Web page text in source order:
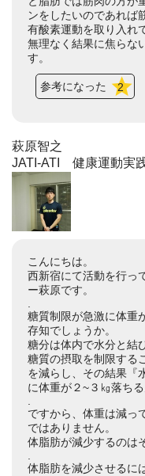
ンをしたいのであれば
有酸素運動を取り入れ
無理なく結果に焦らな
す。
参考になった 2
萩原智之
JATI-ATI 健康運動実
こんにちは。
西新宿にて活動を行っ
ー萩原です。
.
糖質制限が急激に体重
存知でしょうか。
糖分は体内で水分と結
糖質の摂取を制限する
を減らし、その結果『
に体重が２~３㎏落ちる
.
ですから、体重は減っ
ではありません。
体脂肪が減少するのは
.
体脂肪を減少させるに